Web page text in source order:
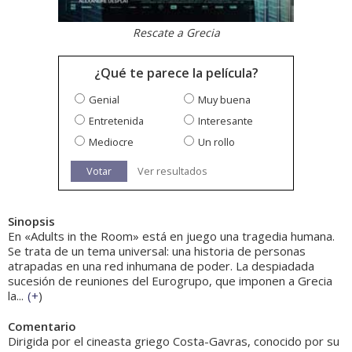
Rescate a Grecia
¿Qué te parece la película?
Genial
Muy buena
Entretenida
Interesante
Mediocre
Un rollo
Votar Ver resultados
Sinopsis
En «Adults in the Room» está en juego una tragedia humana.
Se trata de un tema universal: una historia de personas
atrapadas en una red inhumana de poder. La despiadada
sucesión de reuniones del Eurogrupo, que imponen a Grecia
la... (+)
Comentario
Dirigida por el cineasta griego Costa-Gavras, conocido por su